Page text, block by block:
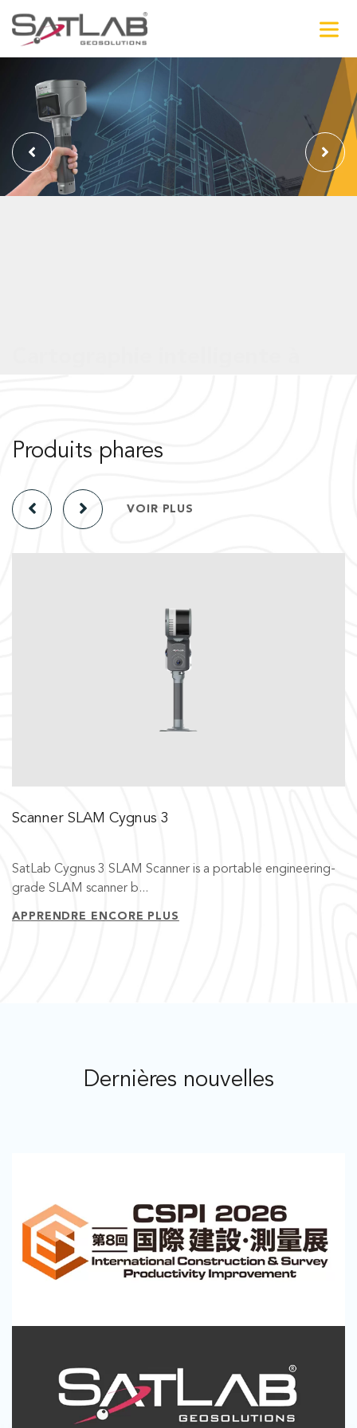
Produits phares
VOIR PLUS
Scanner SLAM Cygnus 3
SatLab Cygnus 3 SLAM Scanner is a portable engineering-
grade SLAM scanner b...
APPRENDRE ENCORE PLUS
Dernières nouvelles